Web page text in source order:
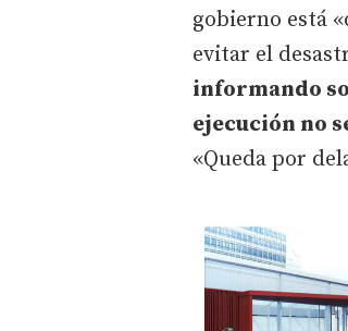
gobierno está
evitar el
informando
ejecución no
«Queda por